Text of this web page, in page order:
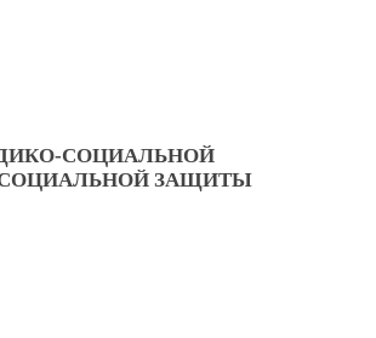
СОЦИАЛЬНОЙ
СОЦИАЛЬНОЙ ЗАЩИТЫ